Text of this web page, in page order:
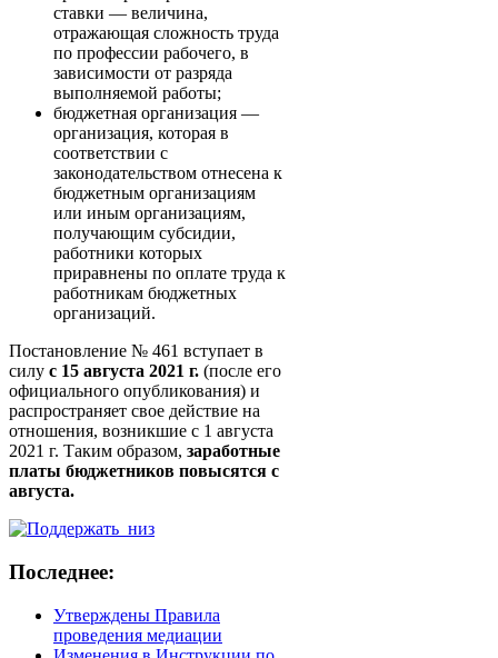
ставки — величина,
отражающая сложность труда
по профессии рабочего, в
зависимости от разряда
выполняемой работы;
бюджетная организация —
организация, которая в
соответствии с
законодательством отнесена к
бюджетным организациям
или иным организациям,
получающим субсидии,
работники которых
приравнены по оплате труда к
работникам бюджетных
организаций.
Постановление № 461 вступает в
силу с 15 августа 2021 г. (после его
официального опубликования) и
распространяет свое действие на
отношения, возникшие с 1 августа
2021 г. Таким образом, заработные
платы бюджетников повысятся с
августа.
Последнее:
Утверждены Правила
проведения медиации